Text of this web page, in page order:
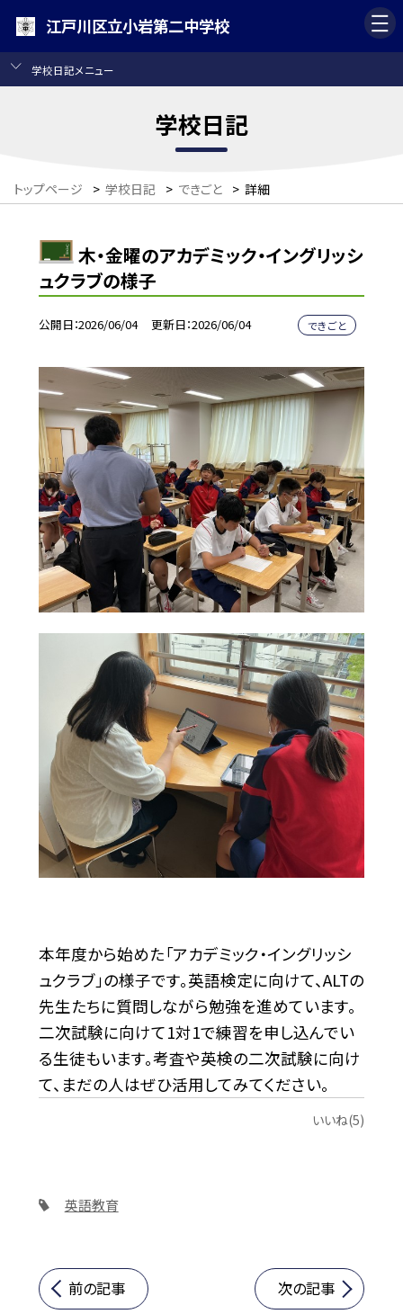
江戸川区立小岩第二中学校
学校日記メニュー
学校日記
トップページ > 学校日記 > できごと > 詳細
木・金曜のアカデミック・イングリッシ
ュクラブの様子
公開日 2026/06/04 更新日 2026/06/04 できごと
本年度から始めた「アカデミック・イングリッシ
ュクラブ」の様子です。英語検定に向けて、ALTの
先生たちに質問しながら勉強を進めています。
二次試験に向けて1対1で練習を申し込んでい
る生徒もいます。考査や英検の二次試験に向け
て、まだの人はぜひ活用してみてください。
いいね(5)
英語教育
前の記事 次の記事